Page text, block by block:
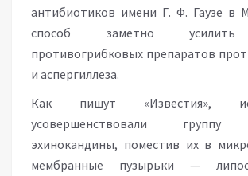
антибиотиков имени Г. Ф. Гаузе в
способ заметно усилить
противогрибковых препаратов
и аспергиллеза.
Как пишут «Известия»,
усовершенствовали группу
эхинокандины, поместив их в
мембранные пузырьки —